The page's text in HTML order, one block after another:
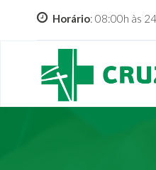
Horário: 08:00h às